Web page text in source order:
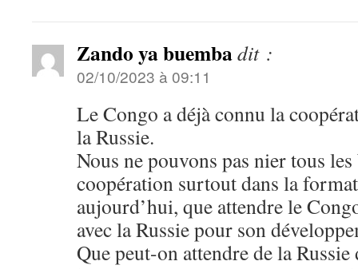
Zando ya buembadit :
02/10/2023 à 09:11
Le Congo a déjà connu la
la Russie.
Nous ne pouvons pas nier tous
coopération surtout dans la
aujourd’hui, que attendre le
avec la Russie pour son
Que peut-on attendre de la Russie